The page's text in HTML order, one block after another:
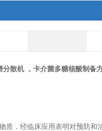
分散机 ，卡介菌多糖核酸制备
．经临床应用表明对预防和